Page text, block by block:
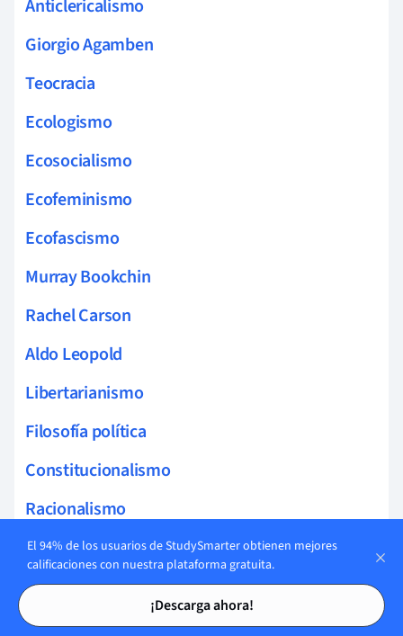
Tarjetas de estudio
Tarjetas de estudio
Anticlericalismo
Giorgio Agamben
Teocracia
Ecologismo
Ecosocialismo
Ecofeminismo
Ecofascismo
Murray Bookchin
Rachel Carson
Aldo Leopold
Libertarianismo
Filosofía política
Constitucionalismo
Racionalismo
Leninismo
Vladimir Lenin
Maoísmo
El 94% de los usuarios de StudySmarter obtienen mejores
calificaciones con nuestra plataforma gratuita.
¡Descarga ahora!